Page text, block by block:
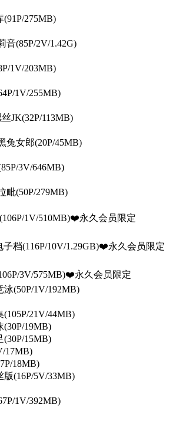
275MB)
音(85P/2V/1.42G)
1V/203MB)
1V/255MB)
JK(32P/113MB)
兔女郎(20P/45MB)
3V/646MB)
毗(50P/279MB)
1V/510MB)❤️永久会员限定
子档(116P/10V/1.29GB)❤️永久会员限定
3V/575MB)❤️永久会员限定
(50P/1V/192MB)
21V/44MB)
(30P/19MB)
(30P/15MB)
17MB)
18MB)
版(16P/5V/33MB)
1V/392MB)